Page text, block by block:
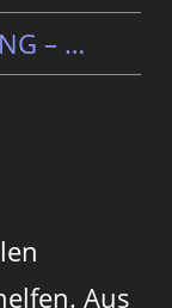
– …
Aus